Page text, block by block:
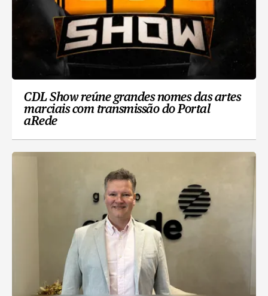
CDL Show reúne grandes nomes das artes
marciais com transmissão do Portal
aRede